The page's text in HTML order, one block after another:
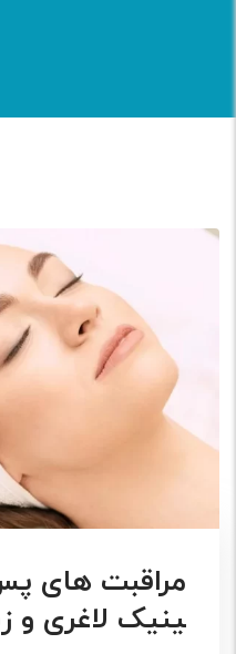
مراقبت های
ینیک لاغری و